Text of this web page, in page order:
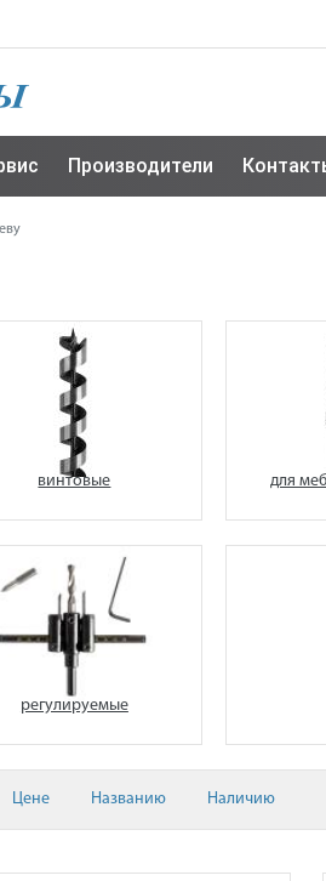
Производители
винтовые для
регулируемые
Цене Названию Наличию